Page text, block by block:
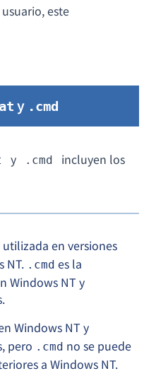
este
y .cmd
y .cmd
incluyen los
en versiones
NT. .cmd es la
Windows NT y
Windows NT y
pero .cmd no se puede
a Windows NT.